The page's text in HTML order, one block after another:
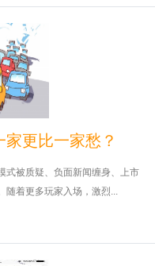
更比一家愁？
式被质疑、负面新闻缠身、上市
随着更多玩家入场，激烈...